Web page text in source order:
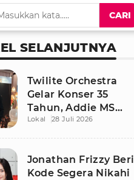
CARI
SELANJUTNYA
Twilite Orchestra
Gelar Konser 35
Tahun, Addie MS
Ungkap Kisah Haru
Lokal 28 Juli 2026
Jonathan Frizzy Beri
Kode Segera Nikahi